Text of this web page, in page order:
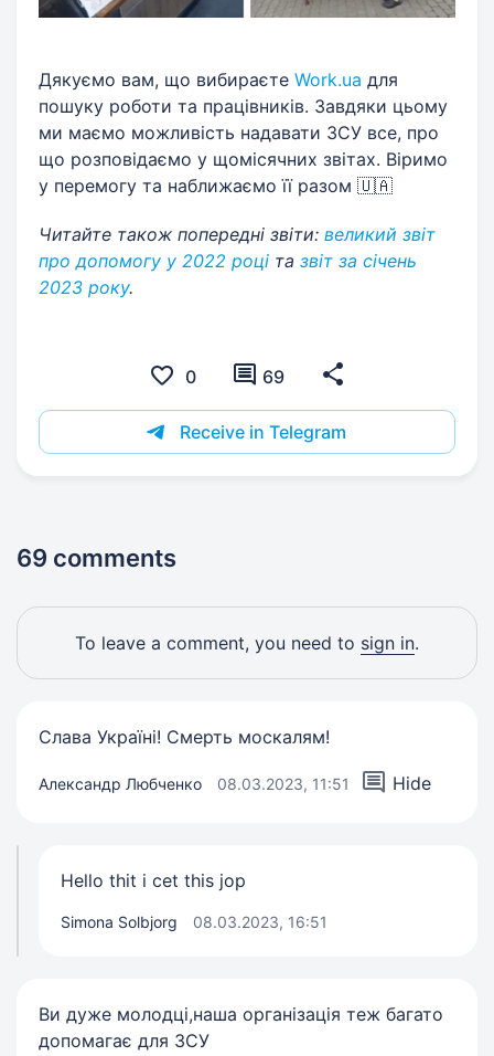
Дякуємо вам, що вибираєте Work.ua для
пошуку роботи та працівників. Завдяки цьому
ми маємо можливість надавати ЗСУ все, про
що розповідаємо у щомісячних звітах. Віримо
у перемогу та наближаємо її разом 🇺🇦
Читайте також попередні звіти: великий звіт
про допомогу у 2022 році та звіт за січень
2023 року.
0 69
Receive in Telegram
69 comments
To leave a comment, you need to sign in.
Слава Україні! Смерть москалям!
Александр Любченко 08.03.2023, 11:51 Hide
Hello thit i cet this jop
Simona Solbjorg 08.03.2023, 16:51
Ви дуже молодці,наша організація теж багато
допомагає для ЗСУ